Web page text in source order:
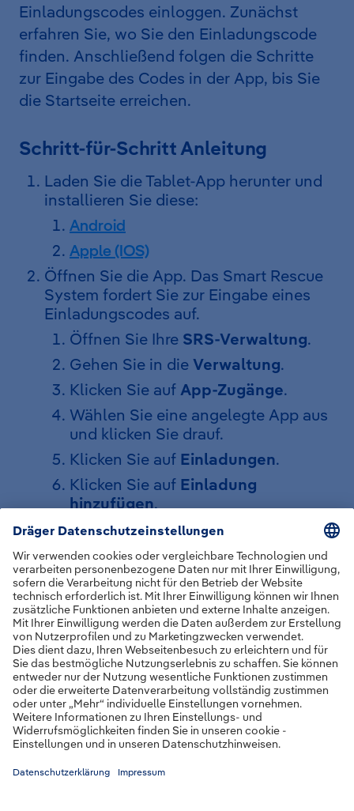
Einladungscodes einloggen. Zunächst
erfahren Sie, wo Sie den Einladungscode
finden. Anschließend folgen die Schritte
zur Eingabe des Codes in der App, bis Sie
die Startseite erreichen.
Schritt-für-Schritt Anleitung
Laden Sie die Tablet-App herunter und
installieren Sie diese:
Android
Apple (IOS)
Öffnen Sie die App. Das Smart Rescue
System fordert Sie zur Eingabe eines
Einladungscodes auf.
Öffnen Sie Ihre SRS-Verwaltung.
Gehen Sie in die Verwaltung.
Klicken Sie auf App-Zugänge.
Wählen Sie eine angelegte App aus
und klicken Sie drauf.
Klicken Sie auf Einladungen.
Klicken Sie auf Einladung
hinzufügen.
Geben Sie den Einladungscode in das
dafür vorgesehene Feld ein und klicken
Sie aufAnmelden.
Optional: Können Sie auch das QR-
Code-Symbol klicken, um die
Anmeldung via QR-Code Scanner in
der App durchzuführen.
Nach erfolgreicher Anmeldung
gelangen Sie auf die Startseite der App.